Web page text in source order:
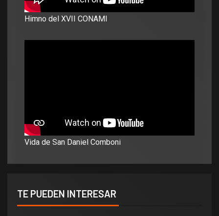
Himno del XVII CONAMI
Vida de San Daniel Comboni
TE PUEDEN INTERESAR